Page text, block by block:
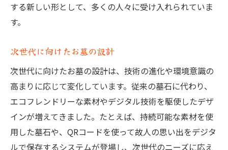
する新しい形として、多くの人々に受け入れられていま
す。
次世代に向けたお墓の設計
次世代に向けたお墓の設計は、技術の進化や環境意識の
高まりに応じて変化しています。従来の墓石に代わり、
エコフレンドリーな素材やデジタル技術を駆使したデザ
インが増えてきました。たとえば、持続可能な素材を使
用した墓石や、QRコードを使って故人の思い出をデジタ
ルで保存するシステムが登場し、次世代のニーズに応え